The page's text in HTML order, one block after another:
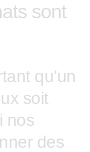
sont
qu’un
soit
nos
des